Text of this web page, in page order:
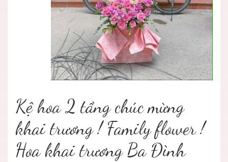
Kệ hoa 2 tầng chúc mừng
khai trương ! Family flower !
Hoa khai trương Ba Đình